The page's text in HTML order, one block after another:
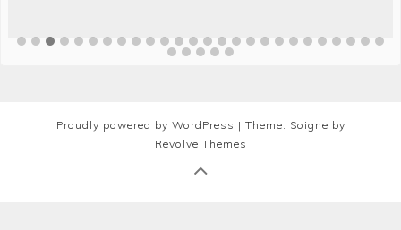
Proudly powered by WordPress | Theme: Soigne by
Revolve Themes